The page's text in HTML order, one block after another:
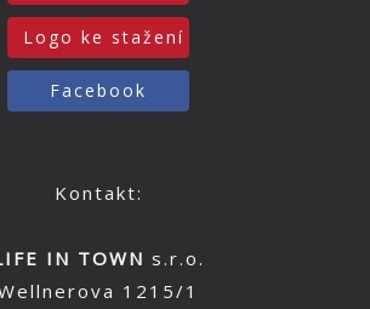
Logo ke stažení
Facebook
Kontakt:
IN TOWN s.r.o.
1215/1